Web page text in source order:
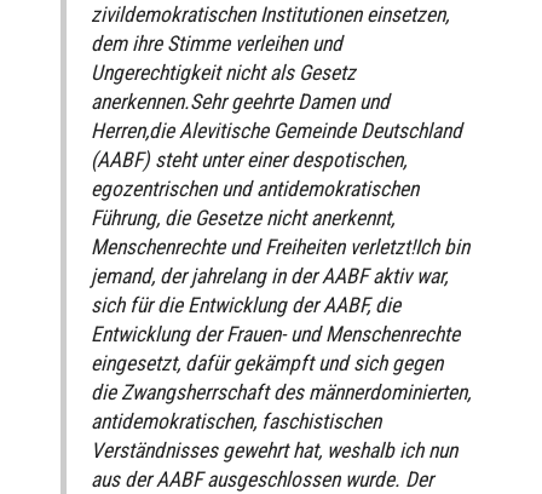
zivildemokratischen Institutionen einsetzen,
dem ihre Stimme verleihen und
Ungerechtigkeit nicht als Gesetz
anerkennen.Sehr geehrte Damen und
Herren,die Alevitische Gemeinde Deutschland
(AABF) steht unter einer despotischen,
egozentrischen und antidemokratischen
Führung, die Gesetze nicht anerkennt,
Menschenrechte und Freiheiten verletzt!Ich bin
jemand, der jahrelang in der AABF aktiv war,
sich für die Entwicklung der AABF, die
Entwicklung der Frauen- und Menschenrechte
eingesetzt, dafür gekämpft und sich gegen
die Zwangsherrschaft des männerdominierten,
antidemokratischen, faschistischen
Verständnisses gewehrt hat, weshalb ich nun
aus der AABF ausgeschlossen wurde. Der